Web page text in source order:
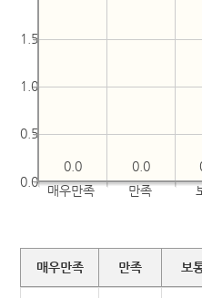
매우만족 만족
0.0
0.5
1.0
1.5
0.0
0.0
매우만족 만족 보